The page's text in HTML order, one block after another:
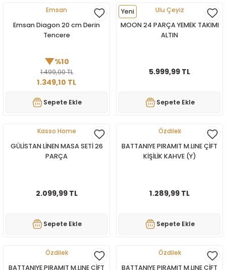
Emsan
Emsan Diagon 20 cm Derin
Tencere
%10
1.499,00 TL
1.349,10 TL
Sepete Ekle
Yeni
Ulu Çeyiz
MOON 24 PARÇA YEMEK TAKIMI
ALTIN
5.999,99 TL
Sepete Ekle
Kasso Home
GÜLİSTAN LİNEN MASA SETİ 26
PARÇA
2.099,99 TL
Sepete Ekle
Özdilek
BATTANIYE PIRAMIT M.LINE ÇİFT
KİŞİLİK KAHVE (Y)
1.289,99 TL
Sepete Ekle
Özdilek
BATTANIYE PIRAMIT M.LINE ÇİFT
Özdilek
BATTANIYE PIRAMIT M.LINE ÇİFT